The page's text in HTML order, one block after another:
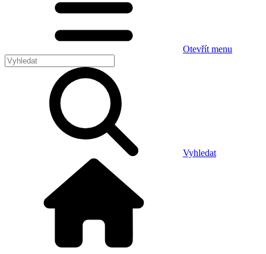
Otevřít menu
Vyhledat